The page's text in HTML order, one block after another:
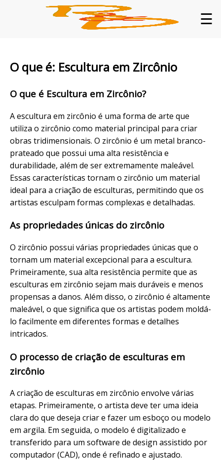
☰
O que é: Escultura em Zircônio
O que é Escultura em Zircônio?
A escultura em zircônio é uma forma de arte que
utiliza o zircônio como material principal para criar
obras tridimensionais. O zircônio é um metal branco-
prateado que possui uma alta resistência e
durabilidade, além de ser extremamente maleável.
Essas características tornam o zircônio um material
ideal para a criação de esculturas, permitindo que os
artistas esculpam formas complexas e detalhadas.
As propriedades únicas do zircônio
O zircônio possui várias propriedades únicas que o
tornam um material excepcional para a escultura.
Primeiramente, sua alta resistência permite que as
esculturas em zircônio sejam mais duráveis e menos
propensas a danos. Além disso, o zircônio é altamente
maleável, o que significa que os artistas podem moldá-
lo facilmente em diferentes formas e detalhes
intricados.
O processo de criação de esculturas em
zircônio
A criação de esculturas em zircônio envolve várias
etapas. Primeiramente, o artista deve ter uma ideia
clara do que deseja criar e fazer um esboço ou modelo
em argila. Em seguida, o modelo é digitalizado e
transferido para um software de design assistido por
computador (CAD), onde é refinado e ajustado.